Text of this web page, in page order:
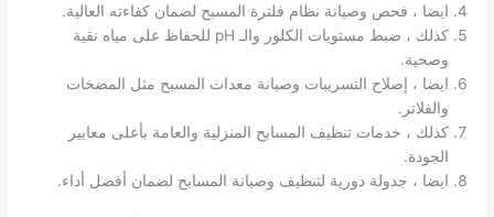
ايضا ، فحص وصيانة نظام فلترة المسبح لضمان كفاءته العالية.
كذلك ، ضبط مستويات الكلور والـ pH للحفاظ على مياه نقية
وصحية.
ايضا ، إصلاح التسريبات وصيانة معدات المسبح مثل المضخات
والفلاتر.
كذلك ، خدمات تنظيف المسابح المنزلية والعامة بأعلى معايير
الجودة.
ايضا ، جدولة دورية لتنظيف وصيانة المسابح لضمان أفضل أداء.